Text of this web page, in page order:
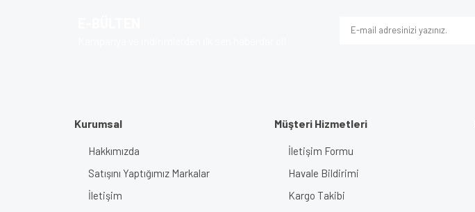
Kurumsal
Hakkımızda
Satışını Yaptığımız Markalar
İletişim
Müşteri Hizmetleri
İletişim Formu
Havale Bildirimi
Kargo Takibi